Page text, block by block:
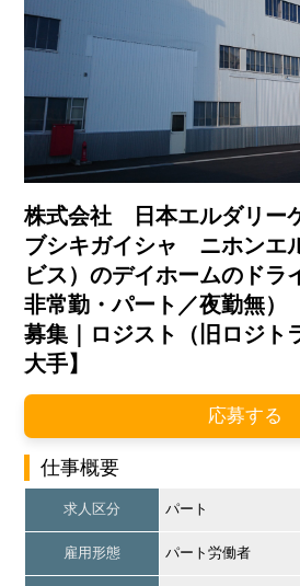
株式会社 日本エルダリー
ブシキガイシャ ニホンエ
ビス）のデイホームのドラ
非常勤・パート／夜勤無）
募集｜ロジスト（旧ロジト
大手】
応募する
仕事概要
求人区分 パート
雇用形態 パート労働者